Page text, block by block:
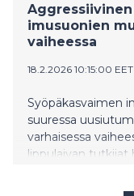
imusuonien
vaiheessa
18.2.2026 10:15:00 EET
Syöpäkasvaimen
suuressa
varhaisessa
lippulaivan tutkijat
jakautumisesta